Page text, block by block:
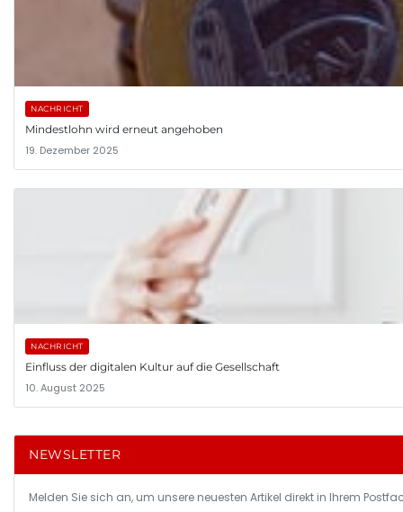
NACHRICHT
Mindestlohn wird erneut angehoben
19. Dezember 2025
NACHRICHT
Einfluss der digitalen Kultur auf die Gesellschaft
10. August 2025
NEWSLETTER
Melden Sie sich an, um unsere neuesten Artikel direkt in Ihrem